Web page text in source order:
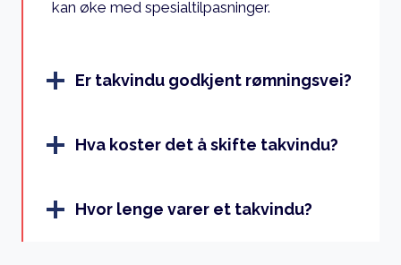
kan øke med spesialtilpasninger.
Er takvindu godkjent rømningsvei?
Hva koster det å skifte takvindu?
Hvor lenge varer et takvindu?